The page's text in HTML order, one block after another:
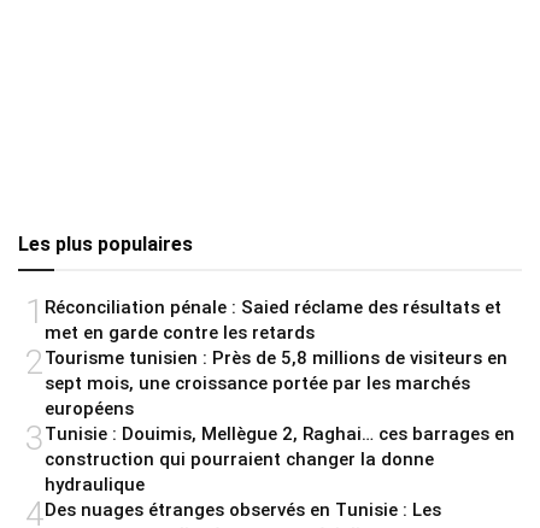
Les plus populaires
1 Réconciliation pénale : Saied réclame des résultats et
met en garde contre les retards
2Tourisme tunisien : Près de 5,8 millions de visiteurs en
sept mois, une croissance portée par les marchés
européens
3Tunisie : Douimis, Mellègue 2, Raghai… ces barrages en
construction qui pourraient changer la donne
hydraulique
4Des nuages étranges observés en Tunisie : Les